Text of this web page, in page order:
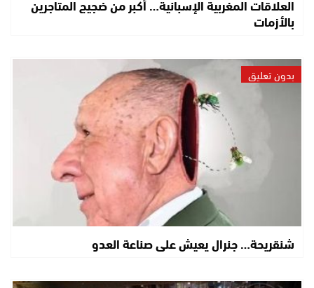
العلاقات المغربية الإسبانية… أكبر من ضجيج المتاجرين
بالأزمات
بدون تعليق
شنقريحة… جنرال يعيش على صناعة العدو